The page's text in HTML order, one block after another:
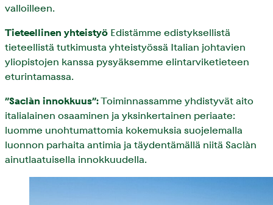
valloilleen.
Tieteellinen yhteistyö Edistämme edistyksellistä
tieteellistä tutkimusta yhteistyössä Italian johtavien
yliopistojen kanssa pysyäksemme elintarviketieteen
eturintamassa.
”Saclàn innokkuus”:Toiminnassamme yhdistyvät aito
italialainen osaaminen ja yksinkertainen periaate:
luomme unohtumattomia kokemuksia suojelemalla
luonnon parhaita antimia ja täydentämällä niitä Saclàn
ainutlaatuisella innokkuudella.